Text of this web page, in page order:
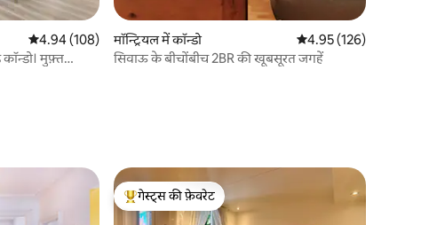
औसत रेटिंग 5 में से 4.94, 108 समीक्षाएँ
4.94 (108)
मुफ़्त
मॉन्ट्रियल में कॉन्डो औसत रेटिंग 5 में से 4.95,
4.95 (126)
सिवाऊ के बीचोंबीच 2BR की खूबसूरत जगहें
गेस्ट्स का टॉप फ़ेवरेट
गेस्ट्स की फ़ेवरेट